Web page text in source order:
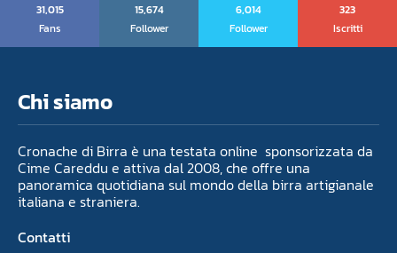
31,015
Fans
15,674
Follower
6,014
Follower
323
Iscritti
Chi siamo
Cronache di Birra è una testata online sponsorizzata da
Cime Careddu e attiva dal 2008, che offre una
panoramica quotidiana sul mondo della birra artigianale
italiana e straniera.
Contatti